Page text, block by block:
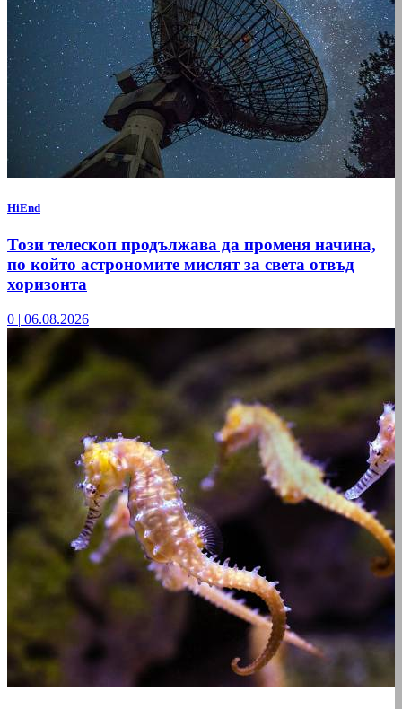
HiEnd
Този телескоп продължава да променя начина,
по който астрономите мислят за света отвъд
хоризонта
0 | 06.08.2026